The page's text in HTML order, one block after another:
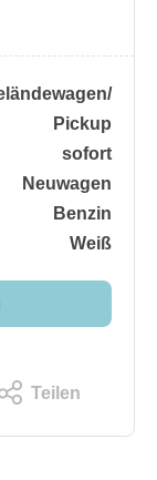
Pickup
sofort
Neuwagen
Benzin
Weiß
Teilen